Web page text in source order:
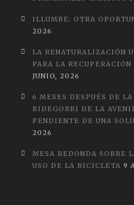
ILLUMBE: OTRA
2026
LA RENATURALIZACIÓN
PARA LA
JUNIO, 2026
6 MESES DESPUÉS DE
BIDEGORRI DE LA
PENDIENTE DE UNA
2026
MESA REDONDA SOBRE
USO DE LA BICICLETA 9